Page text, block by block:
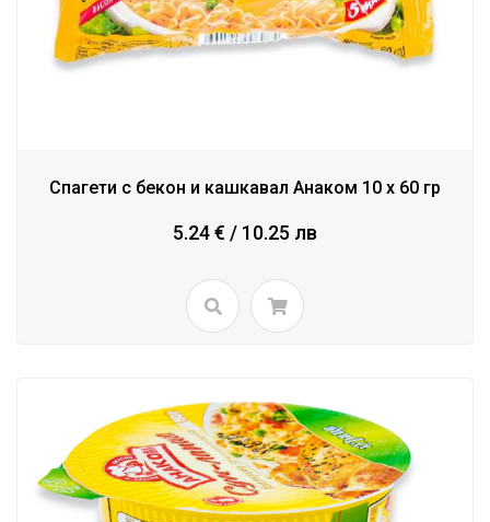
Спагети с бекон и кашкавал Анаком 10 x 60 гр
5.24 € / 10.25 лв